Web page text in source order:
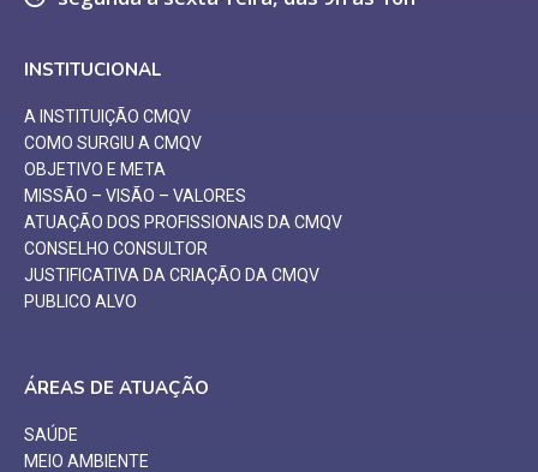
INSTITUCIONAL
A INSTITUIÇÃO CMQV
COMO SURGIU A CMQV
OBJETIVO E META
MISSÃO – VISÃO – VALORES
ATUAÇÃO DOS PROFISSIONAIS DA CMQV
CONSELHO CONSULTOR
JUSTIFICATIVA DA CRIAÇÃO DA CMQV
PUBLICO ALVO
ÁREAS DE ATUAÇÃO
SAÚDE
MEIO AMBIENTE